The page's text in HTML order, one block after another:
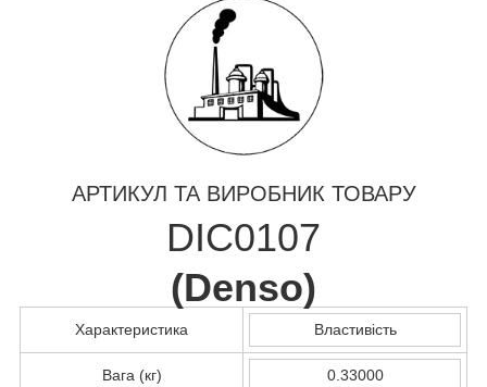
АРТИКУЛ ТА ВИРОБНИК ТОВАРУ
DIC0107
(Denso)
Характеристика Властивість
Вага (кг) 0.33000